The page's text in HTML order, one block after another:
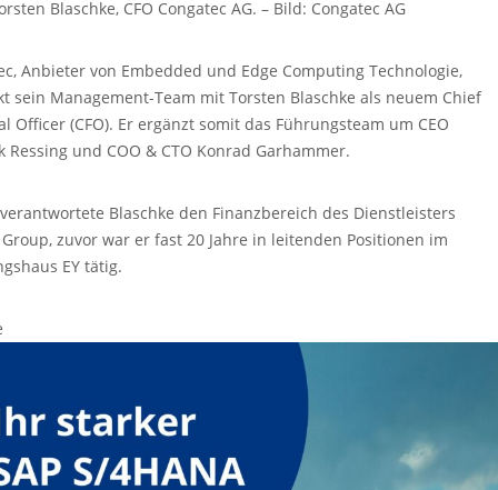
Blaschke, CFO Congatec AG. – Bild: Congatec AG
Anbieter von Embedded und Edge Computing Technologie,
sein Management-Team mit Torsten Blaschke als neuem Chief
Officer (CFO). Er ergänzt somit das Führungsteam um CEO
Ressing und COO & CTO Konrad Garhammer.
Blaschke den Finanzbereich des Dienstleisters
zuvor war er fast 20 Jahre in leitenden Positionen im
EY tätig.